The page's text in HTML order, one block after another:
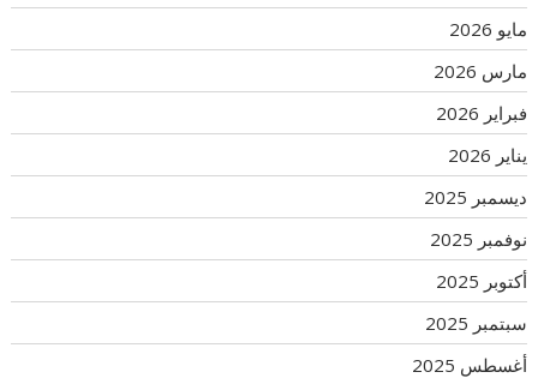
مايو 2026
مارس 2026
فبراير 2026
يناير 2026
ديسمبر 2025
نوفمبر 2025
أكتوبر 2025
سبتمبر 2025
أغسطس 2025